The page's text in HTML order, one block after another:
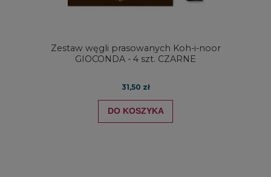
Zestaw węgli prasowanych Koh-i-noor
GIOCONDA - 4 szt. CZARNE
31,50 zł
DO KOSZYKA